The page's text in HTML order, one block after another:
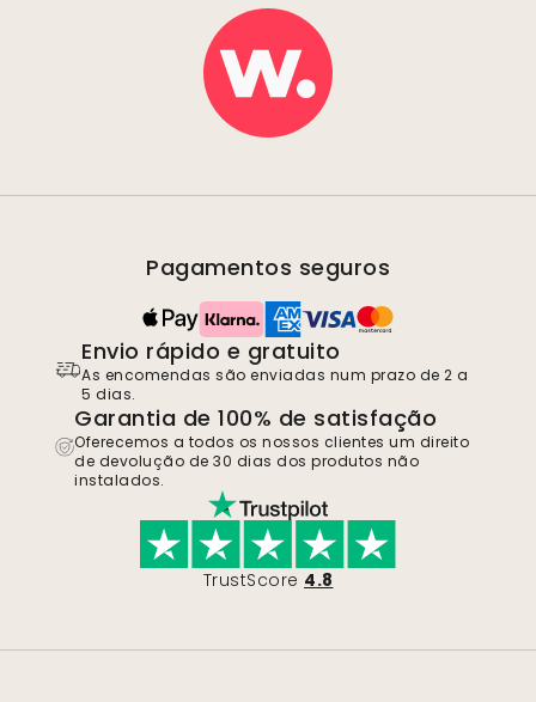
Pagamentos seguros
Envio rápido e gratuito
As encomendas são enviadas num prazo de 2 a
5 dias.
Garantia de 100% de satisfação
Oferecemos a todos os nossos clientes um direito
de devolução de 30 dias dos produtos não
instalados.
TrustScore 4.8